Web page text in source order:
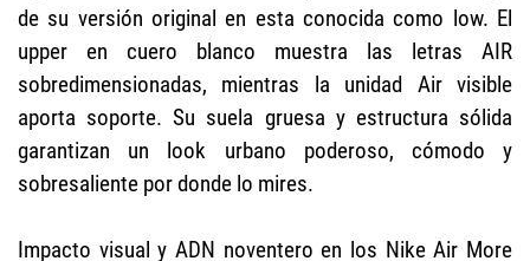
de su versión original en esta conocida como low. El
upper en cuero blanco muestra las letras AIR
sobredimensionadas, mientras la unidad Air visible
aporta soporte. Su suela gruesa y estructura sólida
garantizan un look urbano poderoso, cómodo y
sobresaliente por donde lo mires.
Impacto visual y ADN noventero en los Nike Air More